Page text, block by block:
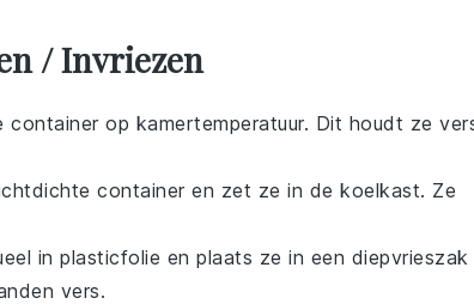
/ Invriezen
container op kamertemperatuur. Dit houdt ze
container en zet ze in de koelkast. Ze
in plasticfolie en plaats ze in een diepvrieszak
vers.